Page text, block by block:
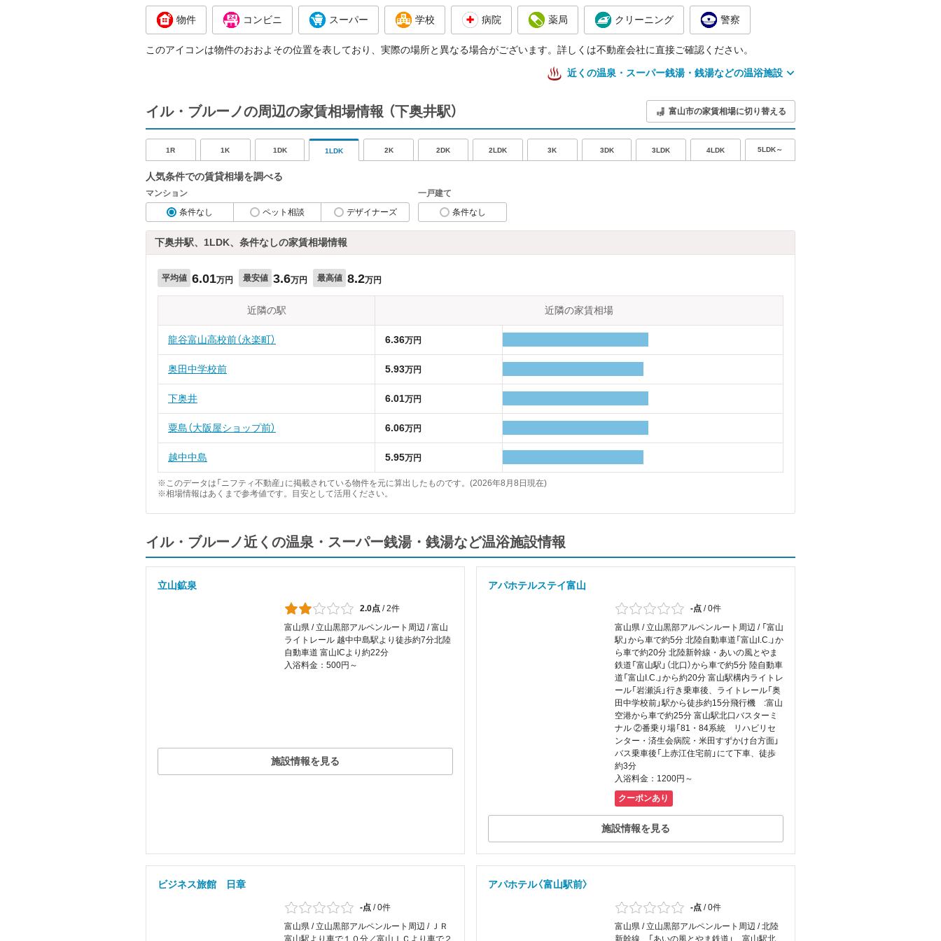
物件 コンビニ スーパー 学校 病院 薬局 クリーニング 警察
このアイコンは物件のおおよその位置を表しており、実際の場所と異なる場合がございます。詳しくは不動産会社に直接ご確認ください。
近くの温泉・スーパー銭湯・銭湯などの温浴施設
イル・ブルーノの周辺の家賃相場情報 （下奥井駅） 富山市の家賃相場に切り替える
1R 1K 1DK 1LDK 2K 2DK 2LDK 3K 3DK 3LDK 4LDK 5LDK～
人気条件での賃貸相場を調べる
マンション
条件なし
ペット相談 デザイナーズ
一戸建て
条件なし
下奥井駅、1LDK、条件なしの家賃相場情報
平均値 6.01万円 最安値 3.6万円 最高値 8.2万円
近隣の駅 近隣の家賃相場
龍谷富山高校前（永楽町） 6.36万円
奥田中学校前 5.93万円
下奥井 6.01万円
粟島（大阪屋ショップ前） 6.06万円
越中中島 5.95万円
※このデータは「ニフティ不動産」に掲載されている物件を元に算出したものです。(2026年8月8日現在)
※相場情報はあくまで参考値です。目安として活用ください。
イル・ブルーノ近くの温泉・スーパー銭湯・銭湯など温浴施設情報
立山鉱泉
2.0点 /2件
富山県 / 立山黒部アルペンルート周辺 / 富山
ライトレール 越中中島駅より徒歩約7分北陸
自動車道 富山ICより約22分
入浴料金：500円～
施設情報を見る
アパホテルステイ富山
-点 /0件
富山県 / 立山黒部アルペンルート周辺 / 「富山
駅」から車で約5分 北陸自動車道「富山I.C.」か
ら車で約20分 北陸新幹線・あいの風とやま
鉄道「富山駅」（北口）から車で約5分 陸自動車
道「富山I.C.」から約20分 富山駅構内ライトレ
ール「岩瀬浜」行き乗車後、ライトレール「奥
田中学校前」駅から徒歩約15分飛行機 :富山
空港から車で約25分 富山駅北口バスターミ
ナル ②番乗り場「81・84系統 リハビリセ
ンター・済生会病院・米田すずかけ台方面」
バス乗車後「上赤江住宅前」にて下車、徒歩
約3分
入浴料金：1200円～
クーポンあり
施設情報を見る
ビジネス旅館 日章
-点 /0件
富山県 / 立山黒部アルペンルート周辺 / ＪＲ
富山駅より車で１０分／富山ＩＣより車で２
アパホテル〈富山駅前〉
-点 /0件
富山県 / 立山黒部アルペンルート周辺 / 北陸
新幹線 「あいの風とやま鉄道」 富山駅北